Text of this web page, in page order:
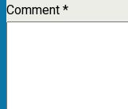
Comment*